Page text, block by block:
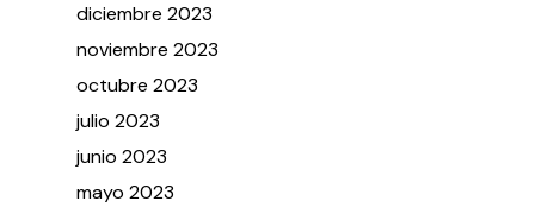
diciembre2023
noviembre2023
octubre2023
julio2023
junio2023
mayo2023